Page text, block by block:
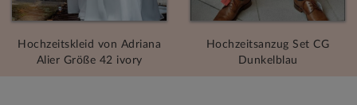
Hochzeitskleid von Adriana
Alier Größe 42 ivory
Hochzeitsanzug Set CG
Dunkelblau